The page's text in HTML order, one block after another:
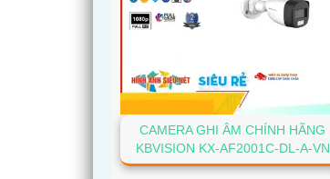
CAMERA GHI ÂM CHÍNH HÃNG
KBVISION KX-AF2001C-DL-A-VN